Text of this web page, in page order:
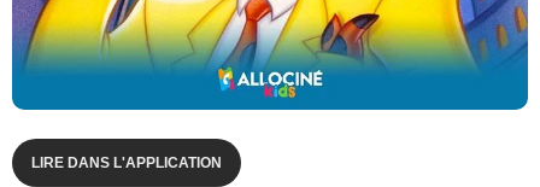
LIRE DANS L'APPLICATION